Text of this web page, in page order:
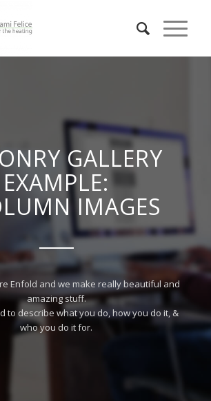
GALLERY
EXAMPLE:
IMAGES
Enfold and we make really beautiful and
amazing stuff.
to describe what you do, how you do it, &
who you do it for.